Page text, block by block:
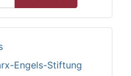
for results.
Engels-Stiftung